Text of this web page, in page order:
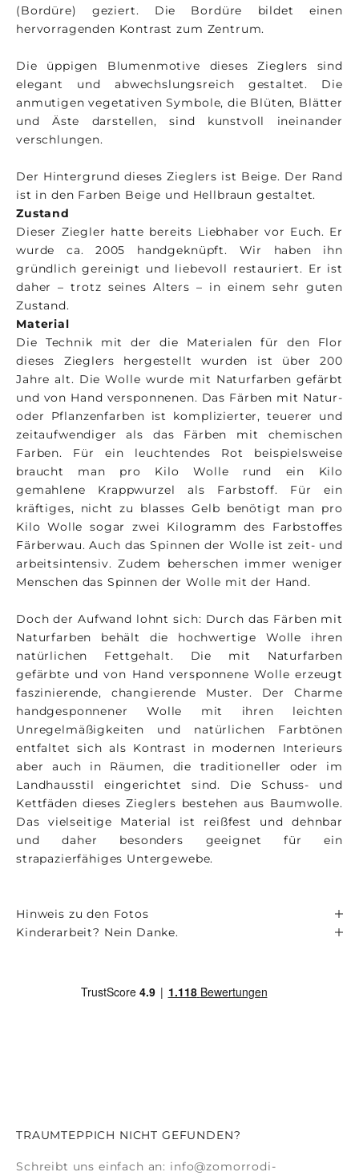
(Bordüre) geziert. Die Bordüre bildet einen
hervorragenden Kontrast zum Zentrum.
Die üppigen Blumenmotive dieses Zieglers sind
elegant und abwechslungsreich gestaltet. Die
anmutigen vegetativen Symbole, die Blüten, Blätter
und Äste darstellen, sind kunstvoll ineinander
verschlungen.
Der Hintergrund dieses Zieglers ist Beige. Der Rand
ist in den Farben Beige und Hellbraun gestaltet.
Zustand
Dieser Ziegler hatte bereits Liebhaber vor Euch. Er
wurde ca. 2005 handgeknüpft. Wir haben ihn
gründlich gereinigt und liebevoll restauriert. Er ist
daher – trotz seines Alters – in einem sehr guten
Zustand.
Material
Die Technik mit der die Materialen für den Flor
dieses Zieglers hergestellt wurden ist über 200
Jahre alt. Die Wolle wurde mit Naturfarben gefärbt
und von Hand versponnenen. Das Färben mit Natur-
oder Pflanzenfarben ist komplizierter, teuerer und
zeitaufwendiger als das Färben mit chemischen
Farben. Für ein leuchtendes Rot beispielsweise
braucht man pro Kilo Wolle rund ein Kilo
gemahlene Krappwurzel als Farbstoff. Für ein
kräftiges, nicht zu blasses Gelb benötigt man pro
Kilo Wolle sogar zwei Kilogramm des Farbstoffes
Färberwau. Auch das Spinnen der Wolle ist zeit- und
arbeitsintensiv. Zudem beherschen immer weniger
Menschen das Spinnen der Wolle mit der Hand.
Doch der Aufwand lohnt sich: Durch das Färben mit
Naturfarben behält die hochwertige Wolle ihren
natürlichen Fettgehalt. Die mit Naturfarben
gefärbte und von Hand versponnene Wolle erzeugt
faszinierende, changierende Muster. Der Charme
handgesponnener Wolle mit ihren leichten
Unregelmäßigkeiten und natürlichen Farbtönen
entfaltet sich als Kontrast in modernen Interieurs
aber auch in Räumen, die traditioneller oder im
Landhausstil eingerichtet sind. Die Schuss- und
Kettfäden dieses Zieglers bestehen aus Baumwolle.
Das vielseitige Material ist reißfest und dehnbar
und daher besonders geeignet für ein
strapazierfähiges Untergewebe.
Hinweis zu den Fotos
Kinderarbeit? Nein Danke.
TRAUMTEPPICH NICHT GEFUNDEN?
Schreibt uns einfach an: info@zomorrodi-